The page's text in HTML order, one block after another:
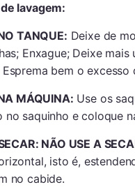
lavagem:
TANQUE: Deixe de
Enxague; Deixe
bem o excesso
MÁQUINA: Use os
no saquinho e coloque
NÃO USE A
isto é,
no cabide.